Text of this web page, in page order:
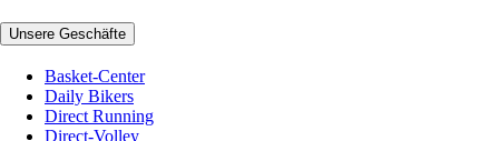
Unsere Geschäfte
Basket-Center
Daily Bikers
Direct Running
Direct-Volley